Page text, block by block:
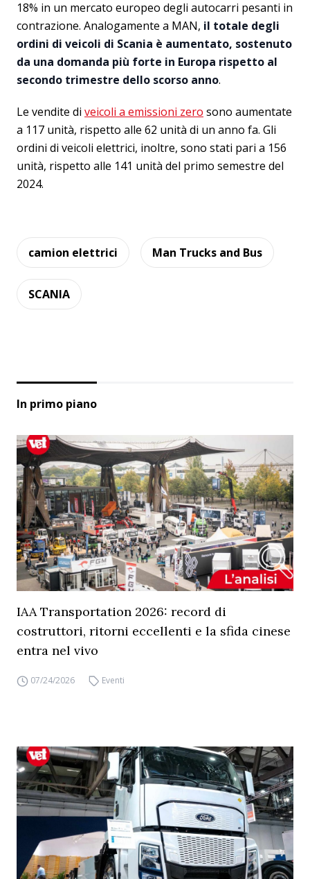
18% in un mercato europeo degli autocarri pesanti in
contrazione. Analogamente a MAN, il totale degli
ordini di veicoli di Scania è aumentato, sostenuto
da una domanda più forte in Europa rispetto al
secondo trimestre dello scorso anno.
Le vendite di veicoli a emissioni zero sono aumentate
a 117 unità, rispetto alle 62 unità di un anno fa. Gli
ordini di veicoli elettrici, inoltre, sono stati pari a 156
unità, rispetto alle 141 unità del primo semestre del
2024.
camion elettrici Man Trucks and Bus
SCANIA
In primo piano
IAA Transportation 2026: record di
costruttori, ritorni eccellenti e la sfida cinese
entra nel vivo
07/24/2026 Eventi